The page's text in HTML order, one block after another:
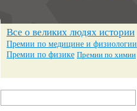
Все о великих людях истории
Премии по медицине и физиологии
Премии по физике Премии по химии